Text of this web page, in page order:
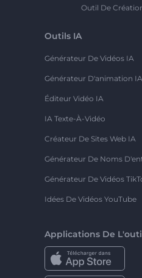
Outil De
Outils IA
Générateur De Vidéos IA
Générateur D'animation IA
Éditeur Vidéo IA
IA Texte-À-Vidéo
Créateur De Sites Web IA
Générateur De Noms
Générateur De Vidéos
Idées De Vidéos YouTube
Applications De